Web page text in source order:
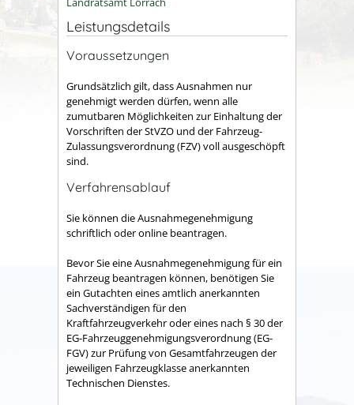
Leistungsdetails
Voraussetzungen
Grundsätzlich gilt, dass Ausnahmen nur
genehmigt werden dürfen, wenn alle
zumutbaren Möglichkeiten zur Einhaltung der
Vorschriften der StVZO und der Fahrzeug-
Zulassungsverordnung (FZV) voll ausgeschöpft
sind.
Verfahrensablauf
Sie können die Ausnahmegenehmigung
schriftlich oder online beantragen.
Bevor Sie eine Ausnahmegenehmigung für ein
Fahrzeug beantragen können, benötigen Sie
ein Gutachten eines amtlich anerkannten
Sachverständigen für den
Kraftfahrzeugverkehr oder eines nach § 30 der
EG-Fahrzeuggenehmigungsverordnung (EG-
FGV) zur Prüfung von Gesamtfahrzeugen der
jeweiligen Fahrzeugklasse anerkannten
Technischen Dienstes.